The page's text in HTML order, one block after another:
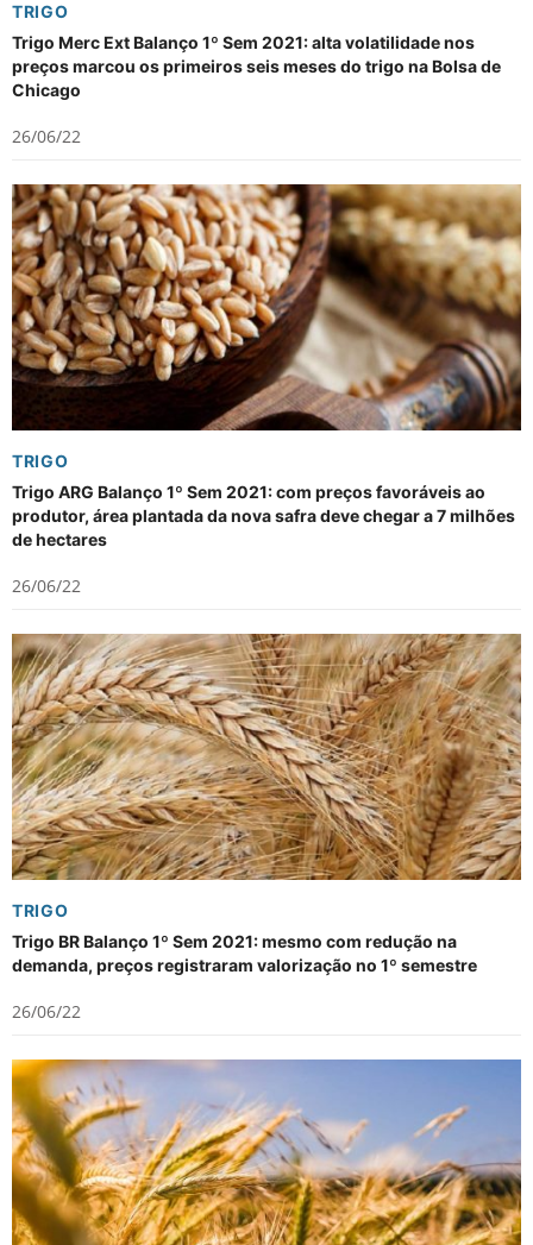
TRIGO
Trigo Merc Ext Balanço 1º Sem 2021: alta volatilidade nos
preços marcou os primeiros seis meses do trigo na Bolsa de
Chicago
26/06/22
TRIGO
Trigo ARG Balanço 1º Sem 2021: com preços favoráveis ao
produtor, área plantada da nova safra deve chegar a 7 milhões
de hectares
26/06/22
TRIGO
Trigo BR Balanço 1º Sem 2021: mesmo com redução na
demanda, preços registraram valorização no 1º semestre
26/06/22